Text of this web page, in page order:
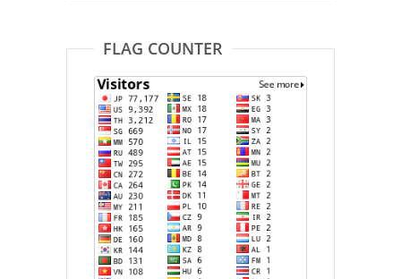
FLAG COUNTER